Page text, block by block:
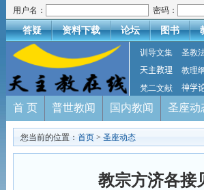
用户名： 密码：
答疑 资料下载 论坛 图书
训导文集 圣教
天主教理
教理
梵二文献
神学
首 页 普世教闻 国内教闻 圣座动
您当前的位置： 首页 > 圣座动态
教宗方济各接